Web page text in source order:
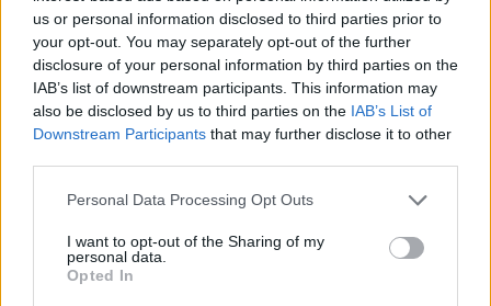
us or personal information disclosed to third parties prior to
your opt-out. You may separately opt-out of the further
disclosure of your personal information by third parties on the
IAB’s list of downstream participants. This information may
also be disclosed by us to third parties on the IAB’s List of
Downstream Participants that may further disclose it to other
Personal Data Processing Opt Outs
I want to opt-out of the Sharing of my
personal data.
Opted In
40 peces a concurs
31 de juliol de 2026
Carrega més